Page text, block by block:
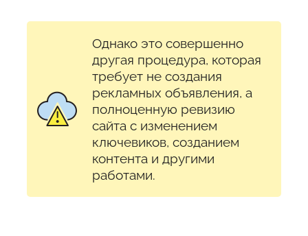
Однако это совершенно
другая процедура, которая
требует не создания
рекламных объявления, а
полноценную ревизию
сайта с изменением
ключевиков, созданием
контента и другими
работами.